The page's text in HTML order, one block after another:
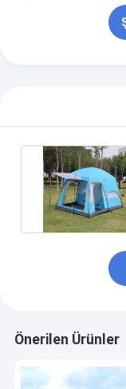
Önerilen Ürünler